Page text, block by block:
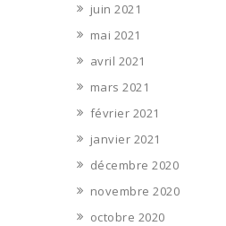
juin 2021
mai 2021
avril 2021
mars 2021
février 2021
janvier 2021
décembre 2020
novembre 2020
octobre 2020